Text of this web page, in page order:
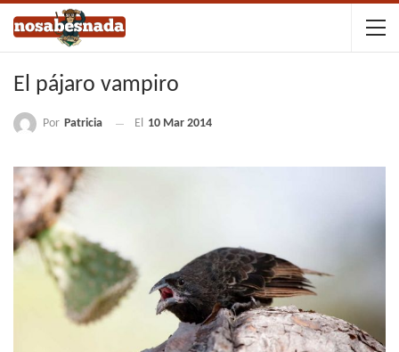
El pájaro vampiro
Por Patricia El 10 Mar 2014